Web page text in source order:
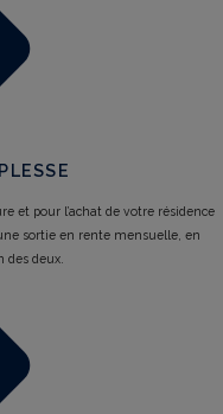
et pour l’achat de votre résidence
sortie en rente mensuelle, en
des deux.